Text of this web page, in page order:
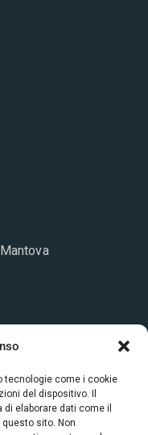
tecnologie come i cookie
del dispositivo. Il
elaborare dati come il
sito. Non